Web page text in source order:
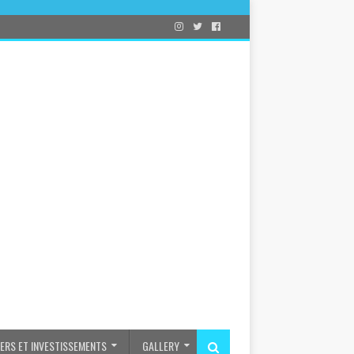
ET INVESTISSEMENTS GALLERY